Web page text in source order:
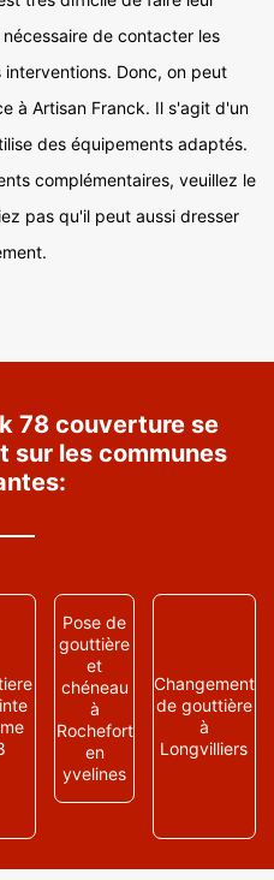
de contacter les
Donc, on peut
à Artisan Franck. Il s'agit d'un
des équipements adaptés.
complémentaires, veuillez le
pas qu'il peut aussi dresser
78 couverture se
sur les communes
Pose de
gouttière
et
chéneau
à
Rochefort
en
yvelines
Changement
de gouttière
à
Longvilliers